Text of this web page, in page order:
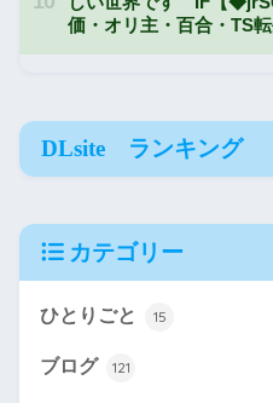
DLsite ランキング
カテゴリー
ひとりごと 15
ブログ 121